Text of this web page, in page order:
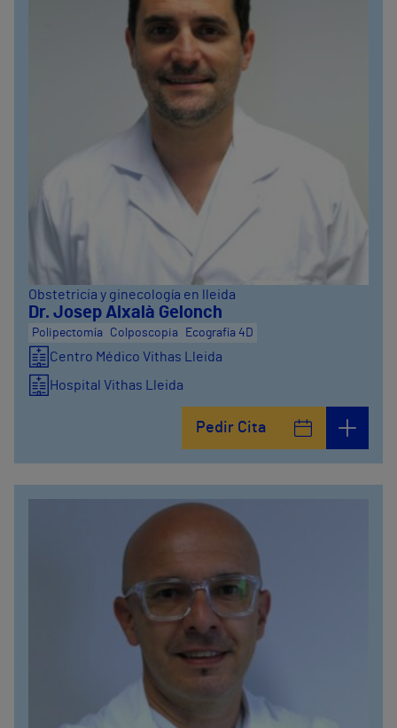
Obstetricia y ginecología en lleida
Dr. Josep Aixalà Gelonch
Polipectomía Colposcopia Ecografía 4D
Centro Médico Vithas Lleida
Hospital Vithas Lleida
Pedir Cita